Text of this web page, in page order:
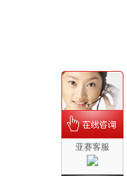
亚赛客服